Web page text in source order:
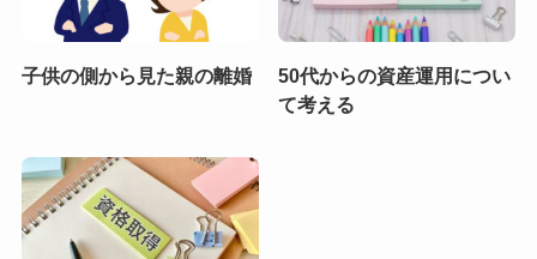
子供の側から見た親の離婚
50代からの資産運用につい
て考える